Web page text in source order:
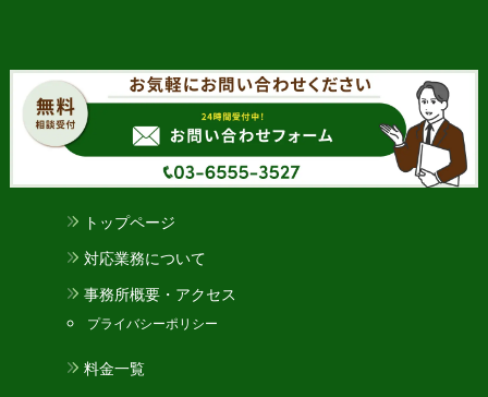
トップページ
対応業務について
事務所概要・アクセス
プライバシーポリシー
料金一覧